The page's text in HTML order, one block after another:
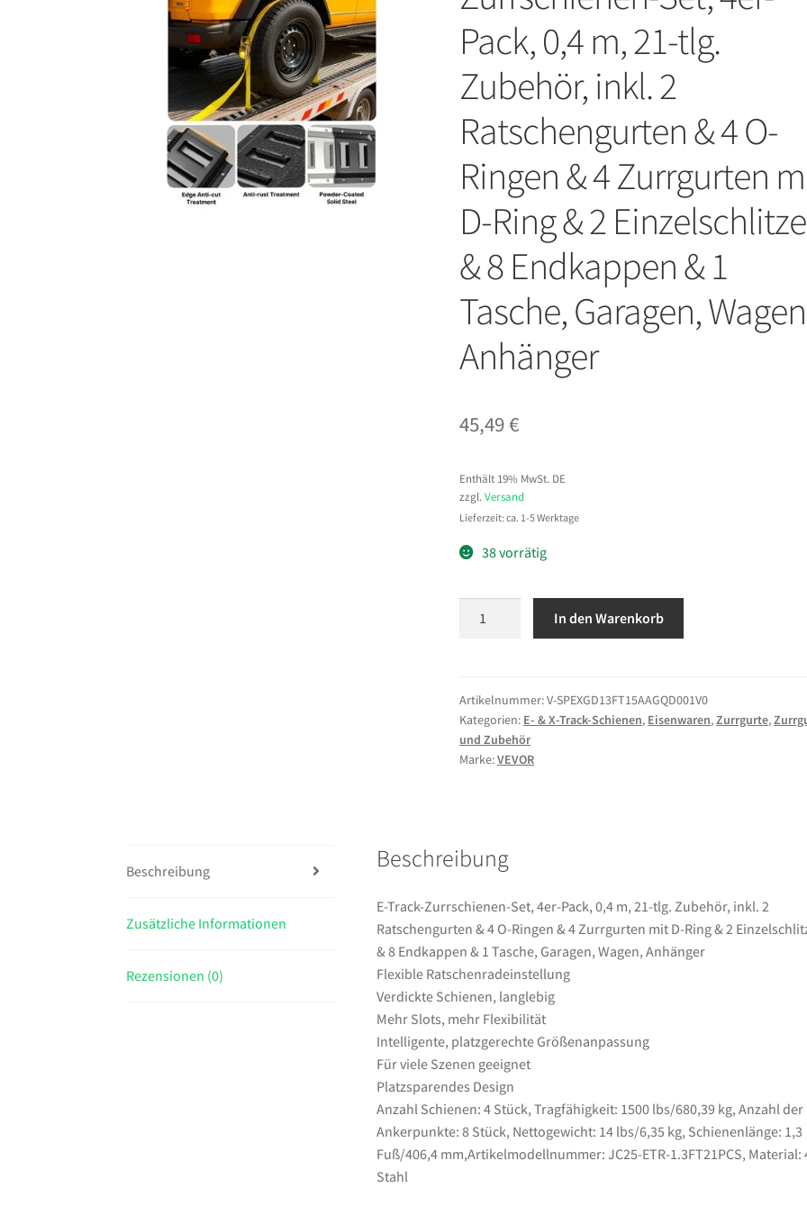
Pack, 0,4 m, 21-tlg.
Zubehör, inkl. 2
Ratschengurten & 4 O-
Ringen & 4 Zurrgurten
D-Ring & 2
& 8 Endkappen & 1
Tasche, Garagen,
Anhänger
45,49€
Enthält 19% MwSt. DE
zzgl.Versand
Lieferzeit: ca. 1-5 Werktage
38 vorrätig
Set,
4er-
Pack,
0,4
Zubehör,
2
Ratschengurten
&
4
O-
Ringen
&
4
Zurrgurten
mit
D-
Ring
In den Warenkorb
Artikelnummer:V-SPEXGD13FT15AAGQD001V0
Kategorien: E- & X-Track-Schienen, Eisenwaren,Zurrgurte,
und Zubehör
Marke:VEVOR
Beschreibung
Zusätzliche Informationen
Rezensionen (0)
Beschreibung
E-Track-Zurrschienen-Set, 4er-Pack, 0,4 m, 21-tlg. Zubehör, inkl. 2
Ratschengurten & 4 O-Ringen & 4 Zurrgurten mit D-Ring & 2
& 8 Endkappen & 1 Tasche, Garagen, Wagen, Anhänger
Flexible Ratschenradeinstellung
Verdickte Schienen, langlebig
Mehr Slots, mehr Flexibilität
Intelligente, platzgerechte Größenanpassung
Für viele Szenen geeignet
Platzsparendes Design
Anzahl Schienen: 4 Stück, Tragfähigkeit: 1500 lbs/680,39 kg, Anzahl der
Ankerpunkte: 8 Stück, Nettogewicht: 14 lbs/6,35 kg, Schienenlänge: 1,3
Fuß/406,4 mm,Artikelmodellnummer: JC25-ETR-1.3FT21PCS, Material:
Stahl